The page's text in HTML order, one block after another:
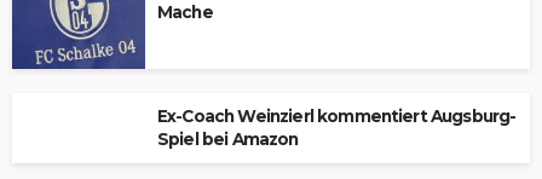
Mache
Ex-Coach Weinzierl kommentiert Augsburg-
Spiel bei Amazon